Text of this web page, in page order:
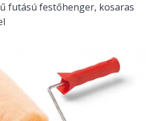
futású festőhenger, kosaras